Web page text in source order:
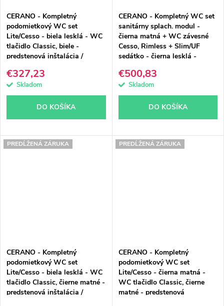
CERANO - Kompletný
podomietkový WC set
Lite/Cesso - biela lesklá - WC
tlačidlo Classic, biele -
predstenová inštalácia /
€327,23
Skladom
DO KOŠÍKA
CERANO - Kompletný WC set
sanitárny splach. modul -
čierna matná + WC závesné
Cesso, Rimless + Slim/UF
sedátko - čierna lesklá -
€500,83
Skladom
DO KOŠÍKA
PREDĹŽENÁ ZÁRUKA
CERANO - Kompletný
podomietkový WC set
Lite/Cesso - biela lesklá - WC
tlačidlo Classic, čierne matné -
predstenová inštalácia /
PREDĹŽENÁ ZÁRUKA
CERANO - Kompletný
podomietkový WC set
Lite/Cesso - čierna matná -
WC tlačidlo Classic, čierne
matné - predstenová